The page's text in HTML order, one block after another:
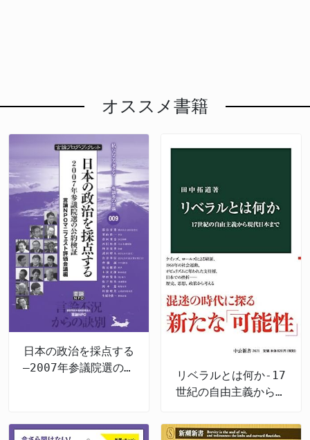
オススメ書籍
日本の政治を採点する
―2007年参議院選の公
リベラルとは何か-17
世紀の自由主義から現